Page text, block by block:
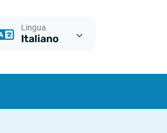
Lingua
Italiano